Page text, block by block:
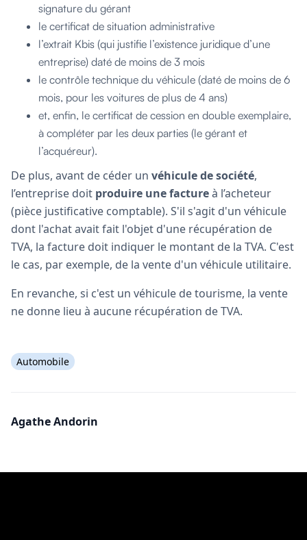
signature du gérant
le certificat de situation administrative
l’extrait Kbis (qui justifie l’existence juridique d’une
entreprise) daté de moins de 3 mois
le contrôle technique du véhicule (daté de moins de 6
mois, pour les voitures de plus de 4 ans)
et, enfin, le certificat de cession en double exemplaire,
à compléter par les deux parties (le gérant et
l’acquéreur).
De plus, avant de céder un véhicule de société,
l’entreprise doit produire une factureà l’acheteur
(pièce justificative comptable). S'il s'agit d'un véhicule
dont l'achat avait fait l'objet d'une récupération de
TVA, la facture doit indiquer le montant de la TVA. C'est
le cas, par exemple, de la vente d'un véhicule utilitaire.
En revanche, si c'est un véhicule de tourisme, la vente
ne donne lieu à aucune récupération de TVA.
Automobile
Agathe Andorin